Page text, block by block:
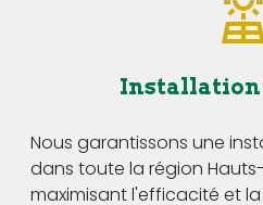
Installation
Nous garantissons une
dans toute la région
maximisant l'efficacité et